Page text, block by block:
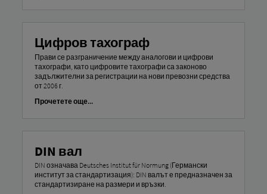
Цифров тахограф
Прави се разграничение между аналогови и цифрови
тахографи, като цифровите тахографи са законово
задължителни за регистрации на нови превозни средства
от 2006 г.
Прочетете още...
DIN вал
DIN означава Deutsches Institut für Normung (Германски
институт за стандартизация): DIN валът е предназначен за
стандартизиране на размери и връзки.